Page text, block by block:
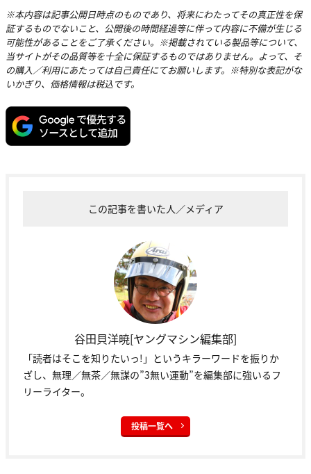
※本内容は記事公開日時点のものであり、将来にわたってその真正性を保
証するものでないこと、公開後の時間経過等に伴って内容に不備が生じる
可能性があることをご了承ください。※掲載されている製品等について、
当サイトがその品質等を十全に保証するものではありません。よって、そ
の購入／利用にあたっては自己責任にてお願いします。※特別な表記がな
いかぎり、価格情報は税込です。
この記事を書いた人／メディア
谷田貝洋暁[ヤングマシン編集部]
「読者はそこを知りたいっ!」というキラーワードを振りか
ざし、無理／無茶／無謀の”3無い運動”を編集部に強いるフ
リーライター。
投稿一覧へ